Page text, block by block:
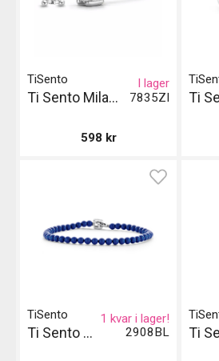
7835ZI
TiSento
Ti Sento Milano Örhängen - Silver
I lager
598 kr
2908BL
TiSento
Ti Sento Milano Armband
1 kvar i lager!